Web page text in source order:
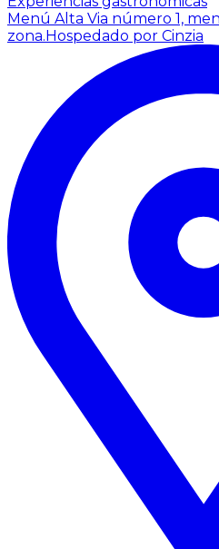
Menú Alta Via número 1,
zona. Hospedado por Cinzia